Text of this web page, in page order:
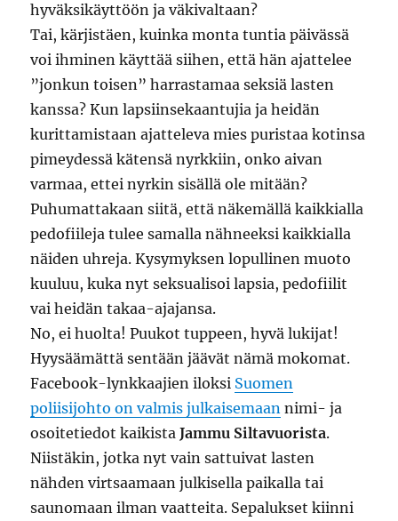
hyväksikäyttöön ja väkivaltaan?
Tai, kärjistäen, kuinka monta tuntia päivässä
voi ihminen käyttää siihen, että hän ajattelee
”jonkun toisen” harrastamaa seksiä lasten
kanssa? Kun lapsiinsekaantujia ja heidän
kurittamistaan ajatteleva mies puristaa kotinsa
pimeydessä kätensä nyrkkiin, onko aivan
varmaa, ettei nyrkin sisällä ole mitään?
Puhumattakaan siitä, että näkemällä kaikkialla
pedofiileja tulee samalla nähneeksi kaikkialla
näiden uhreja. Kysymyksen lopullinen muoto
kuuluu, kuka nyt seksualisoi lapsia, pedofiilit
vai heidän takaa-ajajansa.
No, ei huolta! Puukot tuppeen, hyvä lukijat!
Hyysäämättä sentään jäävät nämä mokomat.
Facebook-lynkkaajien iloksi Suomen
poliisijohto on valmis julkaisemaan nimi- ja
osoitetiedot kaikistaJammu Siltavuorista.
Niistäkin, jotka nyt vain sattuivat lasten
nähden virtsaamaan julkisella paikalla tai
saunomaan ilman vaatteita. Sepalukset kiinni